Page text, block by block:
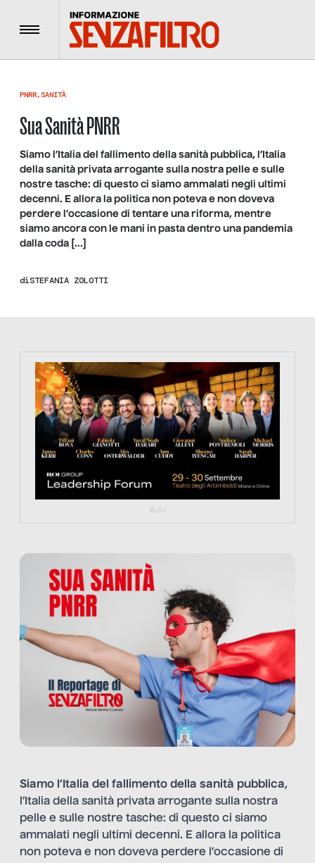
Menu
PNRR, SANITÀ
Sua Sanità PNRR
Siamo l’Italia del fallimento della sanità pubblica, l’Italia
della sanità privata arrogante sulla nostra pelle e sulle
nostre tasche: di questo ci siamo ammalati negli ultimi
decenni. E allora la politica non poteva e non doveva
perdere l’occasione di tentare una riforma, mentre
siamo ancora con le mani in pasta dentro una pandemia
dalla coda […]
diSTEFANIA ZOLOTTI
https://tinyurl.com/363fvfm9
Adv
Siamo l’Italia del fallimento della sanità pubblica,
l’Italia della sanità privata arrogante sulla nostra
pelle e sulle nostre tasche: di questo ci siamo
ammalati negli ultimi decenni. E allora la politica
non poteva e non doveva perdere l’occasione di